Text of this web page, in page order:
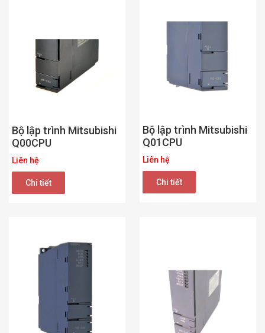
Bộ lập trình Mitsubishi
Q00CPU
Liên hệ
Chi tiết
Bộ lập trình Mitsubishi
Q01CPU
Liên hệ
Chi tiết